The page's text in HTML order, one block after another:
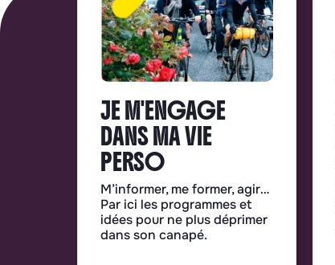
JE M'ENGAGE
DANS MA VIE
PERSO
M’informer, me former, agir…
Par ici les programmes et
idées pour ne plus déprimer
dans son canapé.